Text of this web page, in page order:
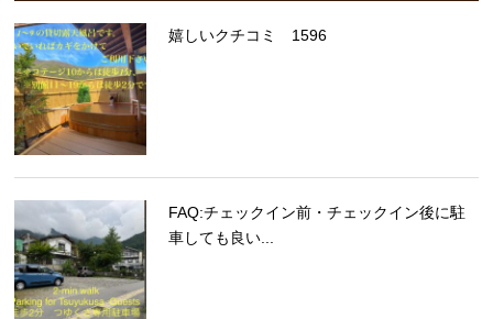
嬉しいクチコミ 1596
FAQ:チェックイン前・チェックイン後に駐
車しても良い...